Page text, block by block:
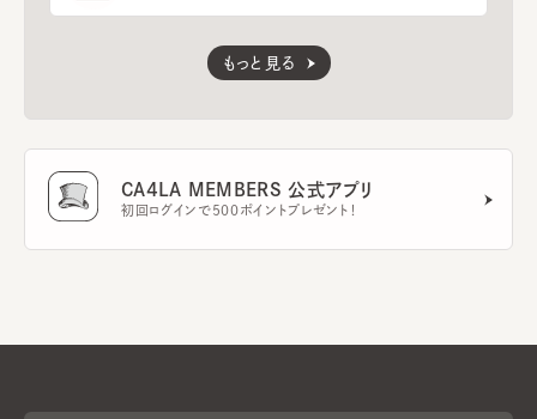
もっと見る
CA4LA MEMBERS 公式アプリ
初回ログインで500ポイントプレゼント！